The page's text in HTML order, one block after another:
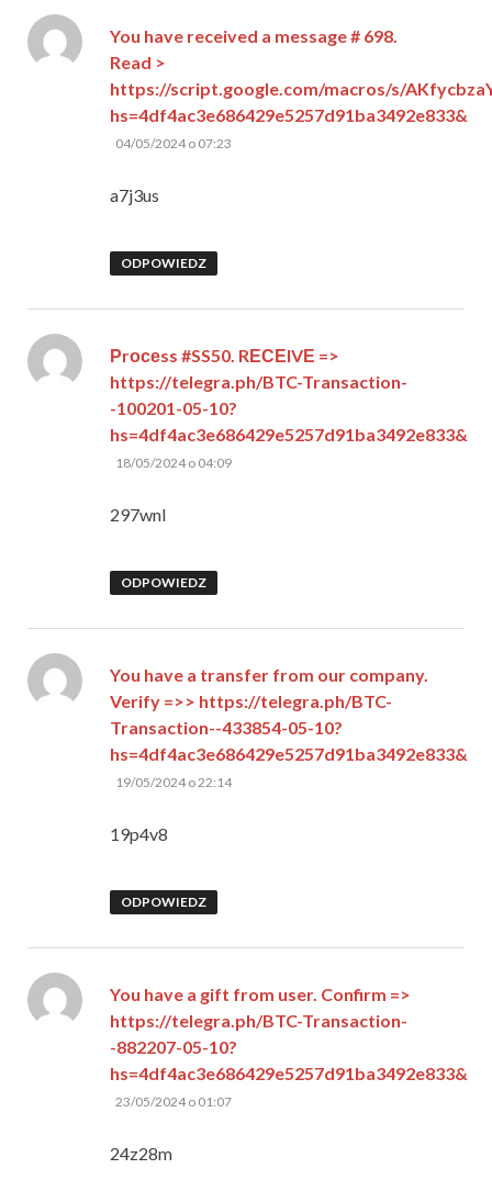
You have received a message # 698.
Read >
https://script.google.com/macros/s/
hs=4df4ac3e686429e5257d91ba3492e833&
pisze:
04/05/2024 o 07:23
a7j3us
ODPOWIEDZ
Рrосеss #SS50. RЕСЕIVЕ =>
https://telegra.ph/BTC-Transaction-
-100201-05-10?
hs=4df4ac3e686429e5257d91ba3492e833&
pisze:
18/05/2024 o 04:09
297wnl
ODPOWIEDZ
You have a transfer from our company.
Verify =>> https://telegra.ph/BTC-
Transaction--433854-05-10?
hs=4df4ac3e686429e5257d91ba3492e833&
pisze:
19/05/2024 o 22:14
19p4v8
ODPOWIEDZ
You have a gift from user. Confirm =>
https://telegra.ph/BTC-Transaction-
-882207-05-10?
hs=4df4ac3e686429e5257d91ba3492e833&
pisze:
23/05/2024 o 01:07
24z28m